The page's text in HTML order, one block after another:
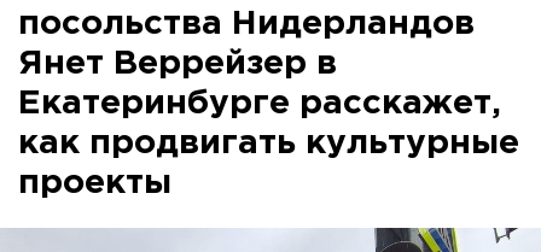
посольства Нидерландов
Янет Веррейзер в
Екатеринбурге расскажет,
как продвигать культурные
проекты